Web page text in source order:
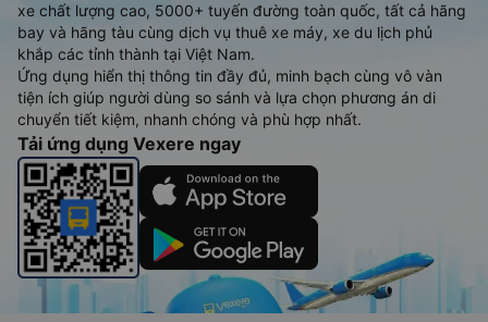
xe chất lượng cao, 5000+ tuyến đường toàn quốc, tất cả hãng
bay và hãng tàu cùng dịch vụ thuê xe máy, xe du lịch phủ
khắp các tỉnh thành tại Việt Nam.
Ứng dụng hiển thị thông tin đầy đủ, minh bạch cùng vô vàn
tiện ích giúp người dùng so sánh và lựa chọn phương án di
chuyển tiết kiệm, nhanh chóng và phù hợp nhất.
Tải ứng dụng Vexere ngay